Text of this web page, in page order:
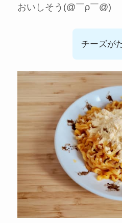
おいしそう(@￣ρ￣@)
チーズが